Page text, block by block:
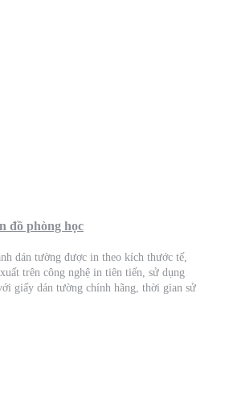
đồ phòng học
dán tường được in theo kích thước tế,
trên công nghệ in tiên tiến, sử dụng
giấy dán tường chính hãng, thời gian sử